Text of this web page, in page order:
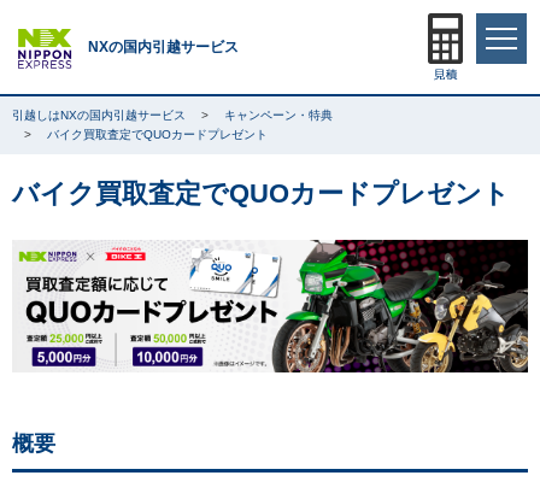
NXの国内引越サービス
引越しはNXの国内引越サービス
キャンペーン・特典
バイク買取査定でQUOカードプレゼント
バイク買取査定でQUOカードプレゼント
概要